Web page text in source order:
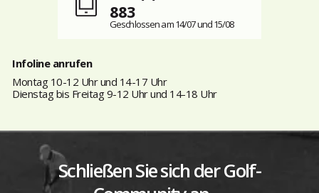
883
Geschlossen am 14/07 und 15/08
Infoline anrufen
Montag 10-12 Uhr und 14-17 Uhr
Dienstag bis Freitag 9-12 Uhr und 14-18 Uhr
Schließen Sie sich der Golf-